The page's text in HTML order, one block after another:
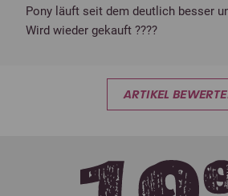
Pony läuft seit dem deutlich besser
Wird wieder gekauft ????
ARTIKEL